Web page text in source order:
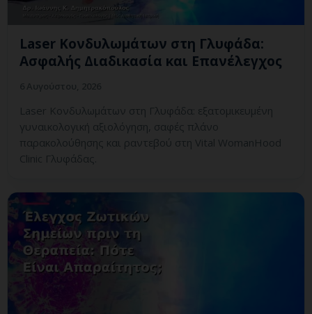
Laser Κονδυλωμάτων στη Γλυφάδα:
Ασφαλής Διαδικασία και Επανέλεγχος
Laser Κονδυλωμάτων στη Γλυφάδα: εξατομικευμένη
γυναικολογική αξιολόγηση, σαφές πλάνο
παρακολούθησης και ραντεβού στη Vital WomanHood
Clinic Γλυφάδας.